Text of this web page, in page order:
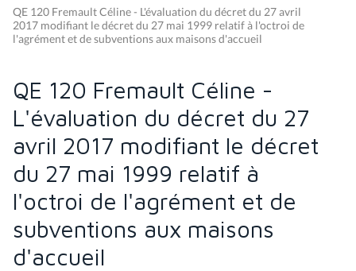
QE 120 Fremault Céline - L'évaluation du décret du 27 avril
2017 modifiant le décret du 27 mai 1999 relatif à l'octroi de
l'agrément et de subventions aux maisons d'accueil
QE 120 Fremault Céline -
L'évaluation du décret du 27
avril 2017 modifiant le décret
du 27 mai 1999 relatif à
l'octroi de l'agrément et de
subventions aux maisons
d'accueil